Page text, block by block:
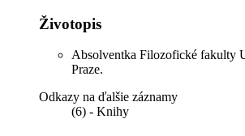
Životopis
Absolventka Filozofické fakulty
Praze.
Odkazy na ďalšie záznamy
(6) - Knihy